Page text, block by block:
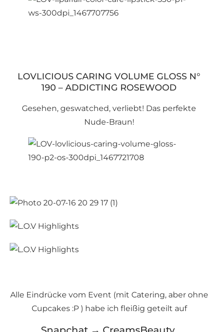
LOVLICIOUS CARING VOLUME GLOSS N°
190 – ADDICTING ROSEWOOD
Gesehen, geswatched, verliebt! Das perfekte
Nude-Braun!
Alle Eindrücke vom Event (mit Catering, aber ohne
Cupcakes :P ) habe ich fleißig geteilt auf